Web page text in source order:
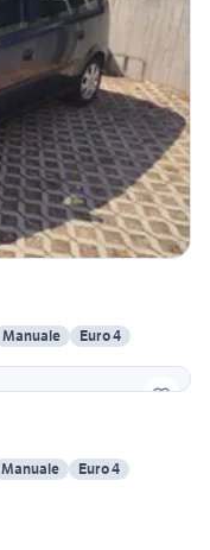
Manuale
Euro 4
Manuale Euro 4